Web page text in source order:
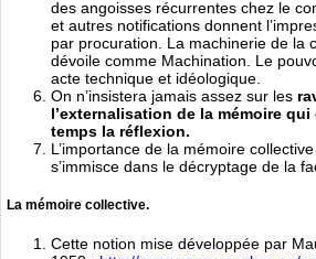
des angoisses récurrentes chez le
et autres notifications donnent
par procuration. La machinerie de la
dévoile comme Machination. Le
acte technique et idéologique.
On n’insistera jamais assez sur les
l’externalisation de la mémoire
temps la réflexion.
L’importance de la mémoire
s’immisce dans le décryptage de la
La mémoire collective.
Cette notion mise développée par